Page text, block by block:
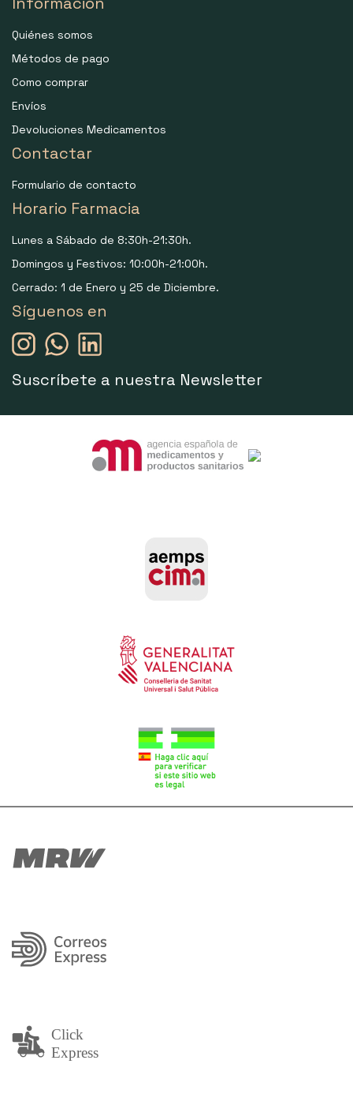
Quiénes somos
Métodos de pago
Como comprar
Envíos
Devoluciones Medicamentos
Contactar
Formulario de contacto
Horario Farmacia
Lunes a Sábado de 8:30h-21:30h.
Domingos y Festivos: 10:00h-21:00h.
Cerrado: 1 de Enero y 25 de Diciembre.
Síguenos en
Suscríbete a nuestra Newsletter